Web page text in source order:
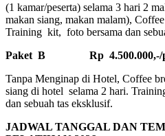
(1 kamar/peserta) selama 3 hari 2
makan siang, makan malam),
Training kit, foto bersama dan
Paket B Rp 4.500.000,-/
Tanpa Menginap di Hotel, Coffee
siang di hotel selama 2 hari.
dan sebuah tas eksklusif.
JADWAL TANGGAL DAN